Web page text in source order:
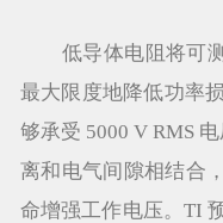
低导体电阻将可测
最大限度地降低功率
够承受 5000 V RMS
离和电气间隙相结合
命增强工作电压。TI